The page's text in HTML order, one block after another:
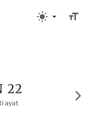
22
ayat